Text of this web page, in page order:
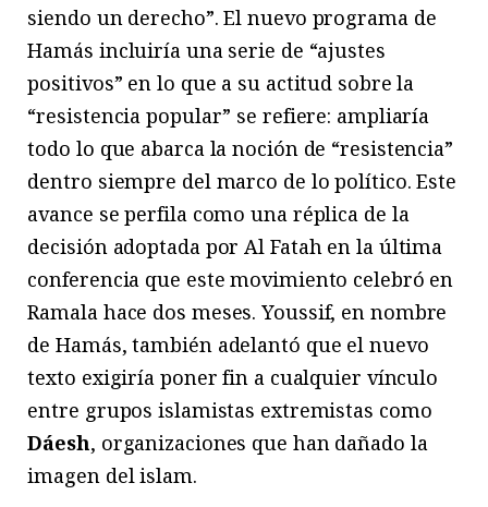
siendo un derecho”. El nuevo programa de
Hamás incluiría una serie de “ajustes
positivos” en lo que a su actitud sobre la
“resistencia popular” se refiere: ampliaría
todo lo que abarca la noción de “resistencia”
dentro siempre del marco de lo político. Este
avance se perfila como una réplica de la
decisión adoptada por Al Fatah en la última
conferencia que este movimiento celebró en
Ramala hace dos meses. Youssif, en nombre
de Hamás, también adelantó que el nuevo
texto exigiría poner fin a cualquier vínculo
entre grupos islamistas extremistas como
Dáesh, organizaciones que han dañado la
imagen del islam.